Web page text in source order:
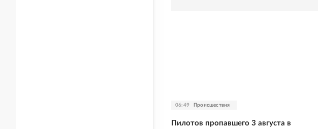
06:49 Происшествия
Пилотов пропавшего 3 августа в